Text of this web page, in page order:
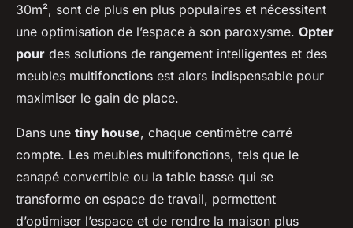
30m², sont de plus en plus populaires et nécessitent
une optimisation de l’espace à son paroxysme. Opter
pour des solutions de rangement intelligentes et des
meubles multifonctions est alors indispensable pour
maximiser le gain de place.
Dans une tiny house, chaque centimètre carré
compte. Les meubles multifonctions, tels que le
canapé convertible ou la table basse qui se
transforme en espace de travail, permettent
d’optimiser l’espace et de rendre la maison plus